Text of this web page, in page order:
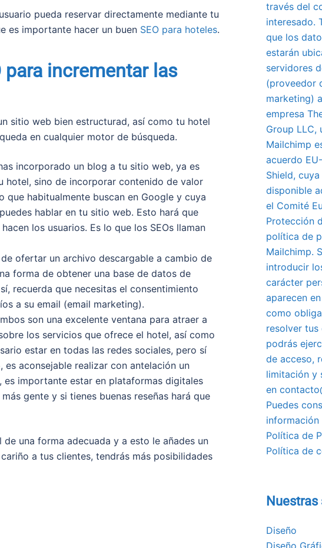
pueda reservar directamente mediante tu
es importante hacer un buen SEO para hoteles.
para incrementar las
sitio web bien estructurad, así como tu hotel
en cualquier motor de búsqueda.
incorporado un blog a tu sitio web, ya es
hotel, sino de incorporar contenido de valor
habitualmente buscan en Google y cuya
hablar en tu sitio web. Esto hará que
los usuarios. Es lo que los SEOs llaman
ofertar un archivo descargable a cambio de
forma de obtener una base de datos de
recuerda que necesitas el consentimiento
a su email (email marketing).
son una excelente ventana para atraer a
los servicios que ofrece el hotel, así como
estar en todas las redes sociales, pero sí
aconsejable realizar con antelación un
importante estar en plataformas digitales
gente y si tienes buenas reseñas hará que
una forma adecuada y a esto le añades un
a tus clientes, tendrás más posibilidades
través del
interesado.
que los
estarán
servidores
(proveedor
marketing)
empresa
Group LLC,
Mailchimp
acuerdo
Shield,
disponible
el Comité
Protección
política de
Mailchimp.
introducir
carácter
aparecen
como
resolver tus
podrás
de acceso,
limitación y
en
Puedes
información
Política de
Política de
Diseño
Diseño